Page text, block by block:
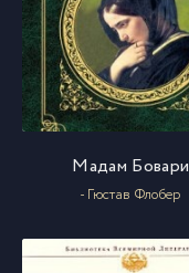
Мадам Бовари
- Гюстав Флобер